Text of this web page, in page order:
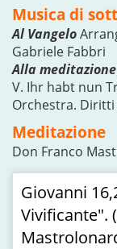
Musica di
Al Vangelo
Gabriele Fabbri
Alla meditazione
V. Ihr habt nun
Orchestra.
Meditazione
Don Franco
Giovanni
Vivificante".